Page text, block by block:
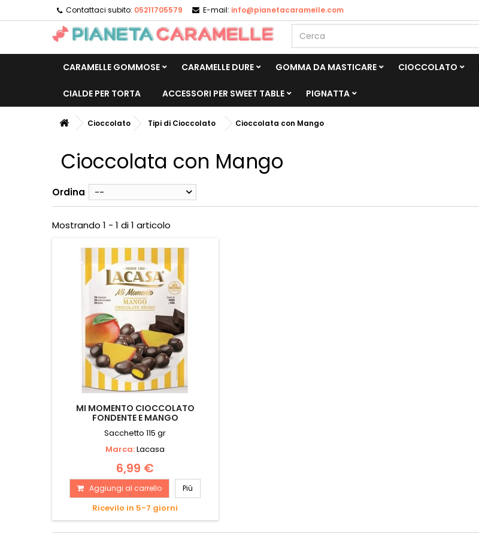
Contattaci subito: 05211705579 E-mail: info@pianetacaramelle.com
CARAMELLE GOMMOSE CARAMELLE DURE GOMMA DA MASTICARE CIOCCOLATO
CIALDE PER TORTA ACCESSORI PER SWEET TABLE PIGNATTA
Cioccolato Tipi di Cioccolato Cioccolata con Mango
Cioccolata con Mango
Ordina --
Mostrando 1 - 1 di 1 articolo
MI MOMENTO CIOCCOLATO
FONDENTE E MANGO
Sacchetto 115 gr
Marca:Lacasa
6,99 €
Aggiungi al carrello Più
Ricevilo in 5-7 giorni